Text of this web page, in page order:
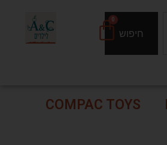
חיפוש
0
COMPAC TOYS